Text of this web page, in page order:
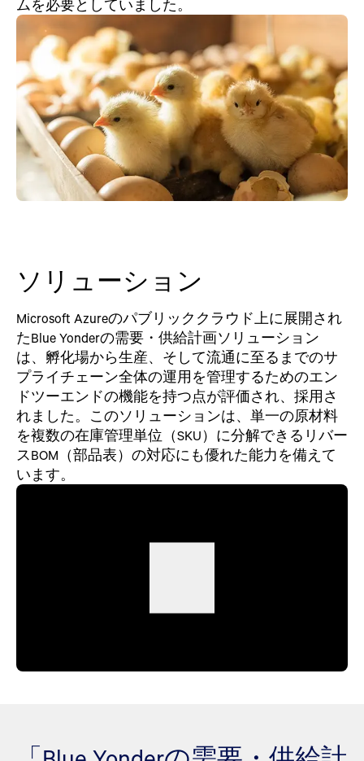
ムを必要としていました。
ソリューション
Microsoft Azureのパブリッククラウド上に展開され
たBlue Yonderの需要・供給計画ソリューション
は、孵化場から生産、そして流通に至るまでのサ
プライチェーン全体の運用を管理するためのエン
ドツーエンドの機能を持つ点が評価され、採用さ
れました。このソリューションは、単一の原材料
を複数の在庫管理単位（SKU）に分解できるリバー
スBOM（部品表）の対応にも優れた能力を備えて
います。